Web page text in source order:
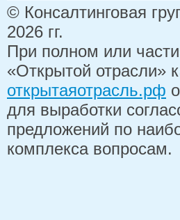
© Консалтинговая
2026 гг.
При полном или
«Открытой отрасли»
открытаяотрасль.рф
для выработки
предложений по
комплекса вопросам.